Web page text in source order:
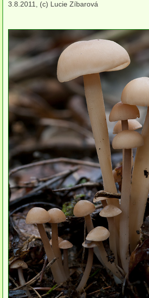
Lupenaté s postranním třeněm
Lupenaté s centrálním třeněm
lignikolní
mykorhizni
terestrické saprotrofní
fungikolní
šišky, plody, květy
lichenizované
muscikolní
herbikolní-dvouděložné
herbikolní-jednoděložné
herbikolní-kapraďorosty
koprofilní
3.8.2011, (c) Lucie Zíbarová